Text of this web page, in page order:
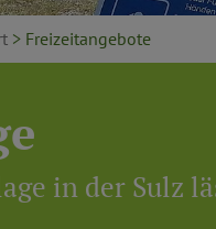
> Freizeitangebote
in der Sulz